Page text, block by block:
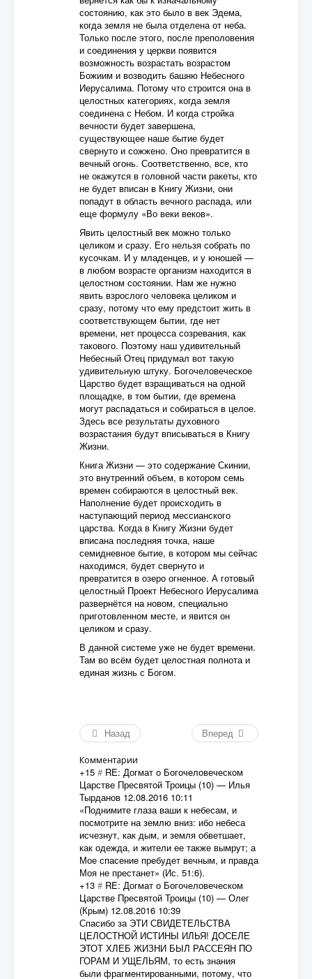
состоянию, как это было в век Эдема,
когда земля не была отделена от неба.
Только после этого, после преполовения
и соединения у церкви появится
возможность возрастать возрастом
Божиим и возводить башню Небесного
Иерусалима. Потому что строится она в
целостных категориях, когда земля
соединена с Небом. И когда стройка
вечности будет завершена,
существующее наше бытие будет
свернуто и сожжено. Оно превратится в
вечный огонь. Соответственно, все, кто
не окажутся в головной части ракеты, кто
не будет вписан в Книгу Жизни, они
попадут в область вечного распада, или
еще формулу «Во веки веков».
Явить целостный век можно только
целиком и сразу. Его нельзя собрать по
кусочкам. И у младенцев, и у юношей —
в любом возрасте организм находится в
целостном состоянии. Нам же нужно
явить взрослого человека целиком и
сразу, потому что ему предстоит жить в
соответствующем бытии, где нет
времени, нет процесса созревания, как
такового. Поэтому наш удивительный
Небесный Отец придумал вот такую
удивительную штуку. Богочеловеческое
Царство будет взращиваться на одной
площадке, в том бытии, где времена
могут распадаться и собираться в целое.
Здесь все результаты духовного
возрастания будут вписываться в Книгу
Жизни.
Книга Жизни — это содержание Скинии,
это внутренний объем, в котором семь
времен собираются в целостный век.
Наполнение будет происходить в
наступающий период мессианского
царства. Когда в Книгу Жизни будет
вписана последняя точка, наше
семидневное бытие, в котором мы сейчас
находимся, будет свернуто и
превратится в озеро огненное. А готовый
целостный Проект Небесного Иерусалима
развернётся на новом, специально
приготовленном месте, и явится он
целиком и сразу.
В данной системе уже не будет времени.
Там во всём будет целостная полнота и
единая жизнь с Богом.
Назад Вперед
Комментарии
+15 # RE: Догмат о Богочеловеческом
Царстве Пресвятой Троицы (10) — Илья
Тырданов 12.08.2016 10:11
«Поднимите глаза ваши к небесам, и
посмотрите на землю вниз: ибо небеса
исчезнут, как дым, и земля обветшает,
как одежда, и жители ее также вымрут; а
Мое спасение пребудет вечным, и правда
Моя не престанет» (Ис. 51:6).
+13 # RE: Догмат о Богочеловеческом
Царстве Пресвятой Троицы (10) — Олег
(Крым) 12.08.2016 10:39
Спасибо за ЭТИ СВИДЕТЕЛЬСТВА
ЦЕЛОСТНОЙ ИСТИНЫ ИЛЬЯ! ДОСЕЛЕ
ЭТОТ ХЛЕБ ЖИЗНИ БЫЛ РАССЕЯН ПО
ГОРАМ И УЩЕЛЬЯМ, то есть знания
были фрагментированными, потому, что